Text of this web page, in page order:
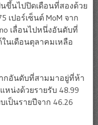
นขึ้นไปปิดเดือนที่สองด้วย
เปอร์เซ็นต์ MoM จาก
เลื่อนไปหนึ่งอันดับที่
นเดือนตุลาคมเหลือ
ากอันดับที่สามมาอยู่ที่ห้า
น่งด้วยรายรับ 48.99
เป็นรายปีจาก 46.26